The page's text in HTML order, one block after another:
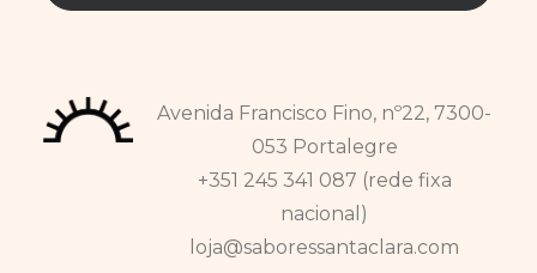
Avenida Francisco Fino, nº22, 7300-
053 Portalegre
+351 245 341 087 (rede fixa
nacional)
loja@saboressantaclara.com